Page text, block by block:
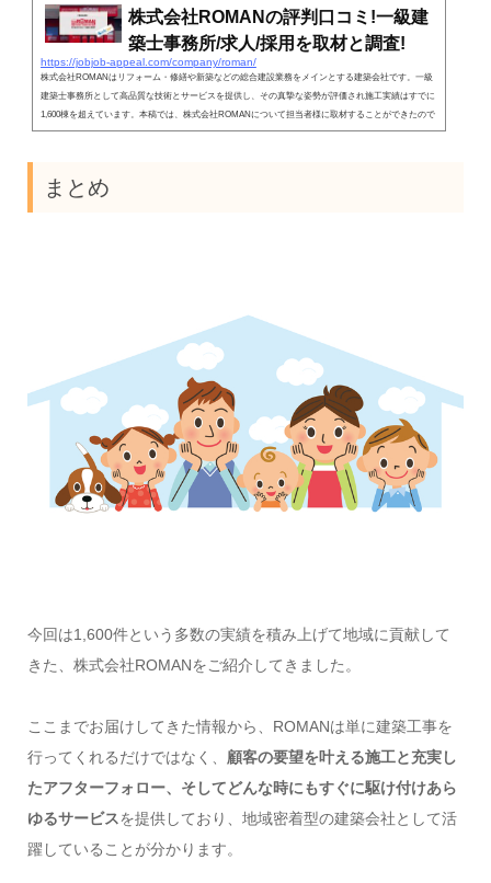
株式会社ROMANの評判口コミ!一級建
築士事務所/求人/採用を取材と調査!
https://jobjob-appeal.com/company/roman/
株式会社ROMANはリフォーム・修繕や新築などの総合建設業務をメインとする建築会社です。一級
建築士事務所として高品質な技術とサービスを提供し、その真摯な姿勢が評価され施工実績はすでに
1,600棟を超えています。本稿では、株式会社ROMANについて担当者様に取材することができたので
その内容をメインに、評判や採用情報など編集部で独自調査した結果も紹介していきたいと思いま
まとめ
今回は1,600件という多数の実績を積み上げて地域に貢献して
きた、株式会社ROMANをご紹介してきました。
ここまでお届けしてきた情報から、ROMANは単に建築工事を
行ってくれるだけではなく、 顧客の要望を叶える施工と充実し
たアフターフォロー、そしてどんな時にもすぐに駆け付けあら
ゆるサービスを提供しており、地域密着型の建築会社として活
躍していることが分かります。